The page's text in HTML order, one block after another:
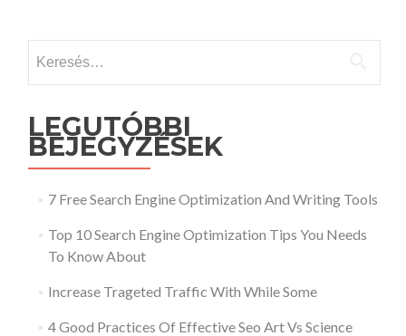
LEGUTÓBBI
BEJEGYZÉSEK
7 Free Search Engine Optimization And Writing Tools
Top 10 Search Engine Optimization Tips You Needs
To Know About
Increase Trageted Traffic With While Some
4 Good Practices Of Effective Seo Art Vs Science